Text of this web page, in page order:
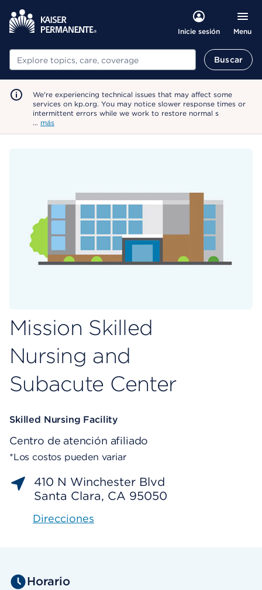
Inicie sesión Menu
Buscar Buscar
We're experiencing technical issues that may affect some
services on kp.org. You may notice slower response times or
intermittent errors while we work to restore normal s
… más
Mission Skilled
Nursing and
Subacute Center
Skilled Nursing Facility
Centro de atención afiliado
*Los costos pueden variar
410 N Winchester Blvd
Santa Clara, CA 95050
Direcciones
Horario